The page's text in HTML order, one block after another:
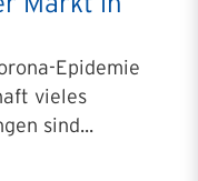
Epidemie
vieles
sind...